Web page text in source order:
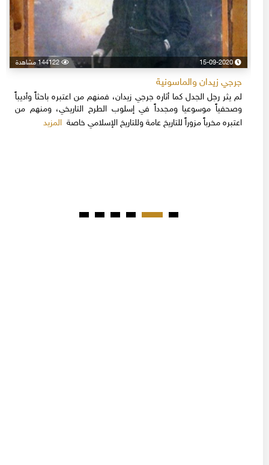
15-09-2020 144122 مشاهدة
جرجي زيدان والماسونية
لم يثر رجل الجدل كما أثاره جرجي زيدان، فمنهم من اعتبره باحثاً وأديباً
وصحفياً موسوعيا ومجدداً في إسلوب الطرح التاريخي، ومنهم من
اعتبره مخرباً مزوراً للتاريخ عامة وللتاريخ الإسلامي خاصةالمزيد